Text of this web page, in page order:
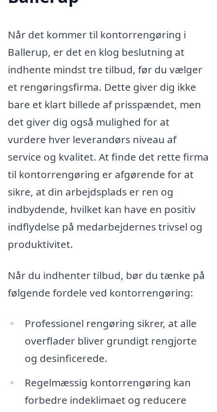
Når det kommer til kontorrengøring i
Ballerup, er det en klog beslutning at
indhente mindst tre tilbud, før du vælger
et rengøringsfirma. Dette giver dig ikke
bare et klart billede af prisspændet, men
det giver dig også mulighed for at
vurdere hver leverandørs niveau af
service og kvalitet. At finde det rette firma
til kontorrengøring er afgørende for at
sikre, at din arbejdsplads er ren og
indbydende, hvilket kan have en positiv
indflydelse på medarbejdernes trivsel og
produktivitet.
Når du indhenter tilbud, bør du tænke på
følgende fordele ved kontorrengøring:
Professionel rengøring sikrer, at alle
overflader bliver grundigt rengjorte
og desinficerede.
Regelmæssig kontorrengøring kan
forbedre indeklimaet og reducere